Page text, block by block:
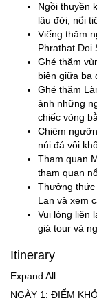
Ngồi thuyền
lâu đời, nổi
Viếng thăm
Phrathat Doi
Ghé thăm
biên giữa ba
Ghé thăm
ảnh những
chiếc vòng
Chiêm
núi đá vôi
Tham quan
tham quan
Thưởng thức
Lan và xem
Vui lòng liên
giá tour và
Itinerary
Expand All
NGÀY 1: ĐIỂM